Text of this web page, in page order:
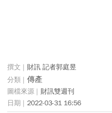
財訊 記者郭庭昱
傳產
財訊雙週刊
2022-03-31 16:56